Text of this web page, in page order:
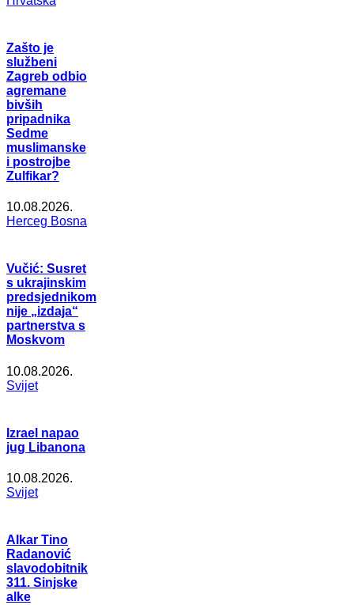
Zašto je
službeni
Zagreb odbio
agremane
bivših
pripadnika
Sedme
muslimanske
i postrojbe
Zulfikar?
10.08.2026.
Herceg Bosna
Vučić: Susret
s ukrajinskim
predsjednikom
nije „izdaja“
partnerstva s
Moskvom
10.08.2026.
Svijet
Izrael napao
jug Libanona
10.08.2026.
Svijet
Alkar Tino
Radanović
slavodobitnik
311. Sinjske
alke